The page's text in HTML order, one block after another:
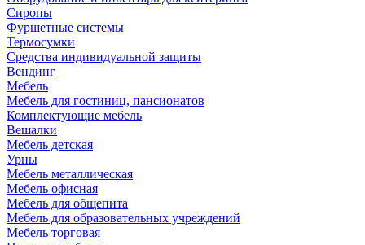
Сиропы
Фуршетные системы
Термосумки
Средства индивидуальной защиты
Вендинг
Мебель
Мебель для гостиниц, пансионатов
Комплектующие мебель
Вешалки
Мебель детская
Урны
Мебель металлическая
Мебель офисная
Мебель для общепита
Мебель для образовательных учреждений
Мебель торговая